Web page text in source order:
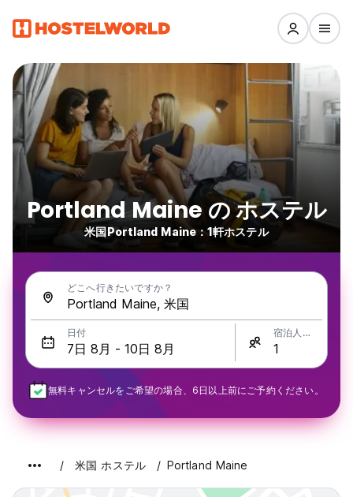
Portland Maine の ホステル
米国Portland Maine：1軒ホステル
どこへ行きたいですか？
日付 宿泊人数
無料キャンセルをご希望の場合、6日以上前にご予約ください。
米国 ホステル Portland Maine